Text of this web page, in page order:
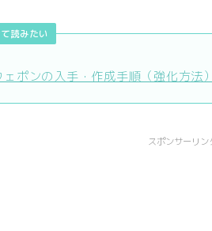
読みたい
ェポンの入手・作成手順（強化方法
スポンサーリン